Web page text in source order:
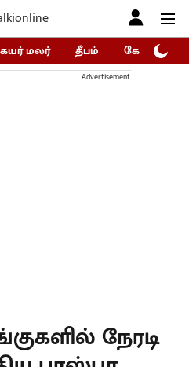
மலர் தீபம் கோகுலம்/
Advertisement
நேரடி